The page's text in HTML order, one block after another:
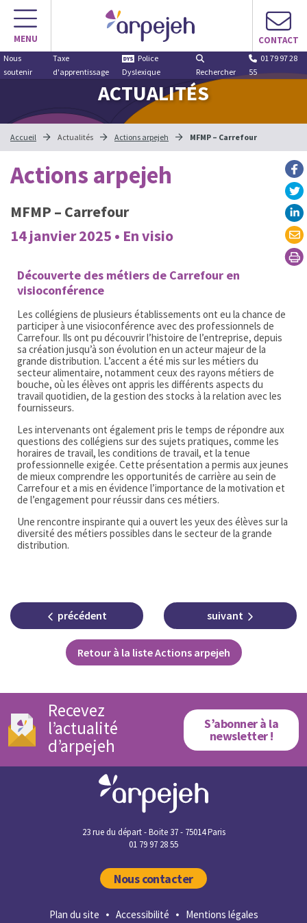
MENU CONTACT
Nous
soutenir
Taxe
d'apprentissage
Police
Dyslexique
Rechercher
01 79 97 28
55
ACTUALITÉS
Accueil Actualités Actions arpejeh MFMP – Carrefour
Actions arpejeh
MFMP – Carrefour
14 janvier 2025 • En visio
Découverte des métiers de Carrefour en
visioconférence
Les collégiens de plusieurs établissements ont eu la chance de
participer à une visioconférence avec des professionnels de
Carrefour. Ils ont pu découvrir l’histoire de l’entreprise, depuis
sa création jusqu’à son évolution en un acteur majeur de la
grande distribution. L’accent a été mis sur les métiers du
secteur alimentaire, notamment ceux des rayons métiers de
bouche, où les élèves ont appris les différents aspects du
travail quotidien, de la gestion des stocks à la relation avec les
fournisseurs.
Les intervenants ont également pris le temps de répondre aux
questions des collégiens sur des sujets pratiques, comme les
horaires de travail, les conditions de travail, et la tenue
professionnelle exigée. Cette présentation a permis aux jeunes
de mieux comprendre les opportunités de carrière au sein de
Carrefour et a mis en évidence l’importance de la motivation et
de l’engagement pour réussir dans ces métiers.
Une rencontre inspirante qui a ouvert les yeux des élèves sur la
diversité des métiers possibles dans le secteur de la grande
distribution.
précédent
Retour à la liste Actions arpejeh
suivant
Recevez
l’actualité
d’arpejeh
S’abonner à la
newsletter !
23 rue du départ - Boite 37 - 75014 Paris
01 79 97 28 55
Nous contacter
Plan du site Accessibilité Mentions légales